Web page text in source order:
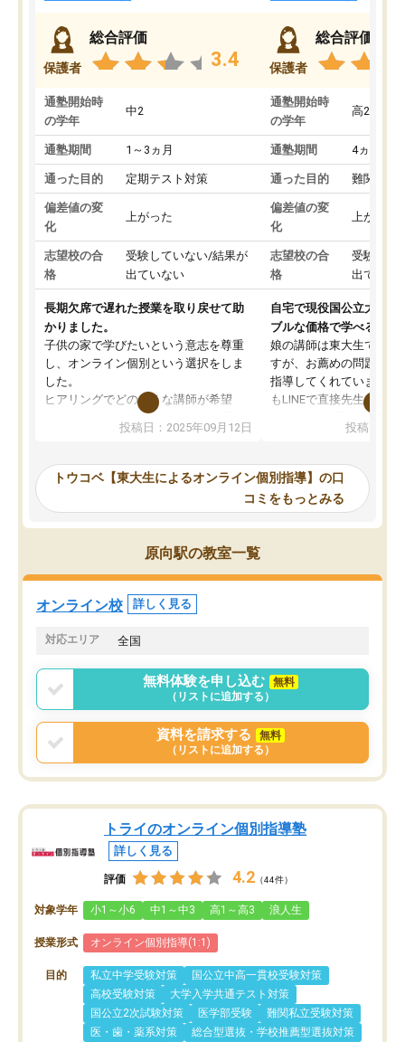
保護者
総合評価
3.4
通塾開始時
の学年
中2
通塾期間 1～3ヵ月
通った目的 定期テスト対策
偏差値の変
化
上がった
志望校の合
格
受験していない/結果が
出ていない
長期欠席で遅れた授業を取り戻せて助
かりました。
子供の家で学びたいという意志を尊重
し、オンライン個別という選択をしま
した。
ヒアリングでどのような講師が希望
か、オプションは付帯するかなど選ぶ
事が出来ました。
ーティングを行い、その講師で良いか
見てから講師を決定する事ができま
す。
うちの子は、初回面談の講師の方で決
オンラインツールを使用した単語帳の
共有があり宿題もそちらで出される形
でした。
言う事で講師変更の申し出があり、あ
まりに短期での変更だった為、塾に通
う事にして退会しました。遅れも取り
戻せ、授業内容や講師の方は良かった
と思います。
投稿日：2025年09月12日
保護者
総合評価
通塾開始時
の学年
高2
通塾期間 4ヵ月～1
通った目的 難関私立
偏差値の変
化
上がった
志望校の合
格
受験して
出ていな
自宅で現役国公立大学生
ブルな価格で学べる
娘の講師は東大生では無
すが、お薦めの問題集や
指導してくれています。
もLINEで直接先生に質問
めれるので、個人に合
いなのがあり(有料)、受
ことをどんなスケジュー
くか相談したのですが、
ち期待したものではなく
くなってきたようなので
投稿日：
トウコベ【東大生によるオンライン個別指導】の口
コミをもっとみる
原向駅の教室一覧
オンライン校 詳しく見る
対応エリア 全国
無料体験を申し込む
無料
（リストに追加する）
資料を請求する
無料
（リストに追加する）
トライのオンライン個別指導塾
詳しく見る
評価 4.2 （44件）
対象学年 小1～小6 中1～中3 高1～高3 浪人生
授業形式 オンライン個別指導(1:1)
目的 私立中学受験対策
国公立中高一貫校受験対策
高校受験対策
大学入学共通テスト対策
国公立2次試験対策
医学部受験
難関私立受験対策
医・歯・薬系対策
総合型選抜・学校推薦型選抜対策